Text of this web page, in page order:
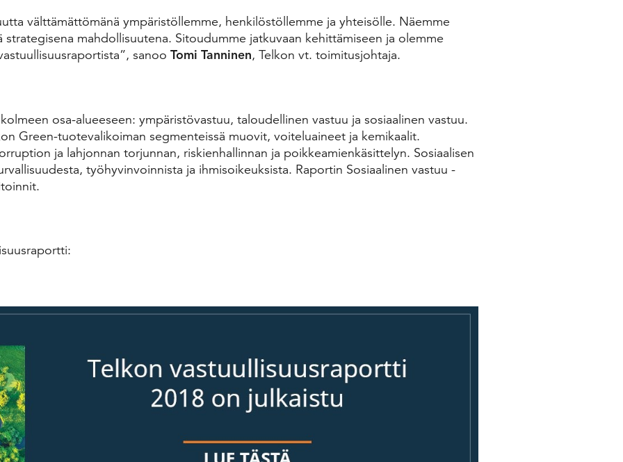
välttämättömänä ympäristöllemme, henkilöstöllemme ja yhteisölle. Näemme
strategisena mahdollisuutena. Sitoudumme jatkuvaan kehittämiseen ja olemme
sanoo Tomi Tanninen, Telkon vt. toimitusjohtaja.
osa-alueeseen: ympäristövastuu, taloudellinen vastuu ja sosiaalinen vastuu.
Green-tuotevalikoiman segmenteissä muovit, voiteluaineet ja kemikaalit.
ja lahjonnan torjunnan, riskienhallinnan ja poikkeamienkäsittelyn. Sosiaalisen
työhyvinvoinnista ja ihmisoikeuksista. Raportin Sosiaalinen vastuu -